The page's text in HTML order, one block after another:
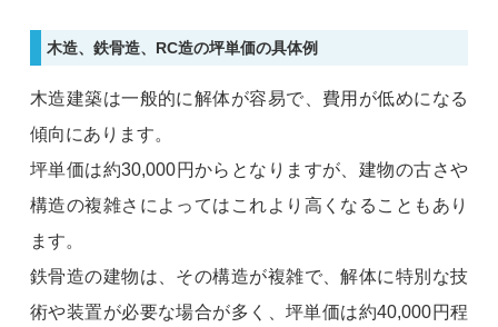
木造、鉄骨造、RC造の坪単価の具体例
木造建築は一般的に解体が容易で、費用が低めになる
傾向にあります。
坪単価は約30,000円からとなりますが、建物の古さや
構造の複雑さによってはこれより高くなることもあり
ます。
鉄骨造の建物は、その構造が複雑で、解体に特別な技
術や装置が必要な場合が多く、坪単価は約40,000円程